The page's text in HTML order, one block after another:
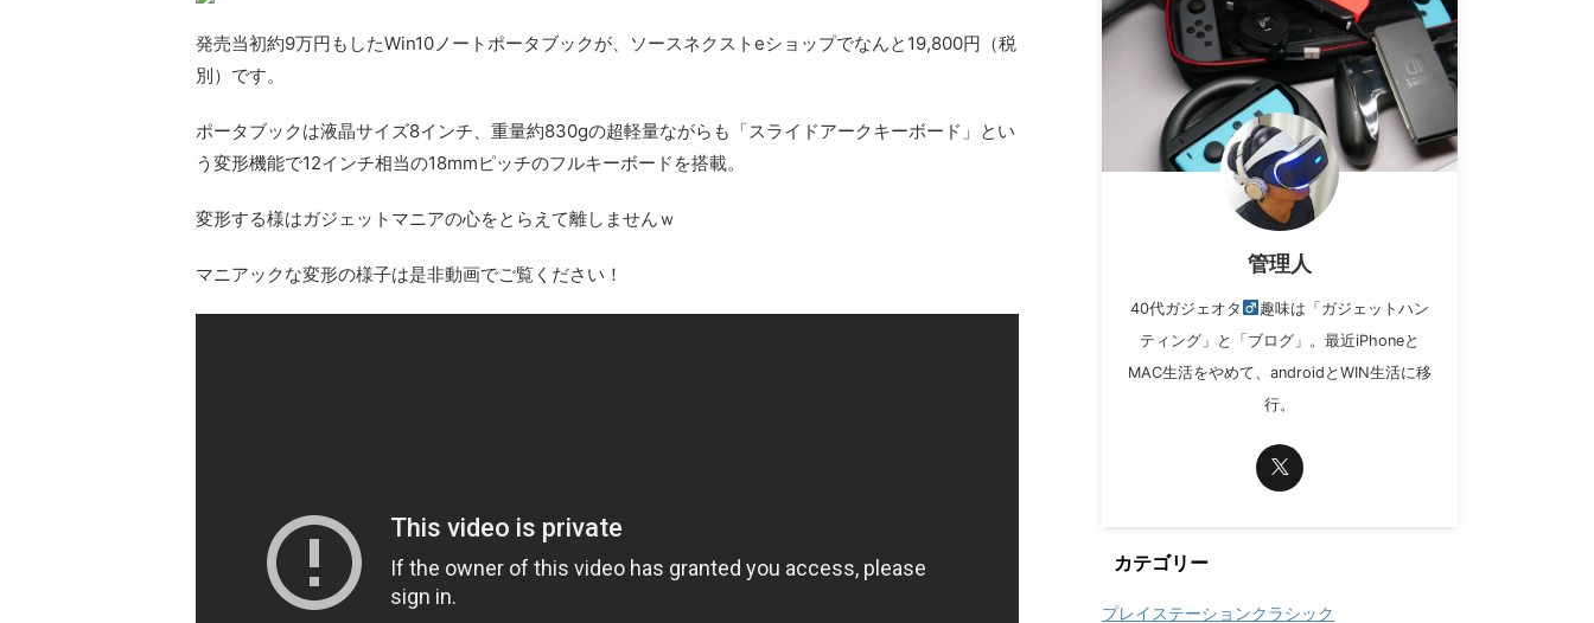
発売当初約9万円もしたWin10ノートポータブックが、
ソースネクストeショップでなんと19,800円（税
別） です。
ポータブックは液晶サイズ8インチ、重量約830gの超軽量ながらも「スライドアークキーボード」とい
う変形機能で12インチ相当の18mmピッチのフルキーボードを搭載。
変形する様はガジェットマニアの心をとらえて離しませんｗ
マニアックな変形の様子は是非動画でご覧ください！ 管理人
40代ガジェオタ
趣味は「ガジェットハン
ティング」と「ブログ」。最近iPhoneと
MAC生活をやめて、androidとWIN生活に移
行。
カテゴリー
プレイステーションクラシック